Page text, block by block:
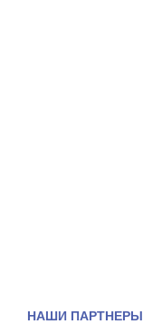
НАШИ ПАРТНЕРЫ